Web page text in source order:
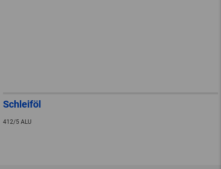
Schleiföl
412/5 ALU